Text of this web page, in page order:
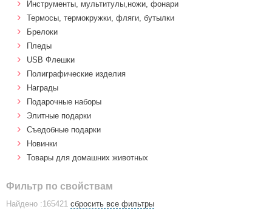
Инструменты, мультитулы,ножи, фонари
Термосы, термокружки, фляги, бутылки
Брелоки
Пледы
USB Флешки
Полиграфические изделия
Награды
Подарочные наборы
Элитные подарки
Cъедобные подарки
Новинки
Товары для домашних животных
Фильтр по свойствам
Найдено :165421 сбросить все фильтры